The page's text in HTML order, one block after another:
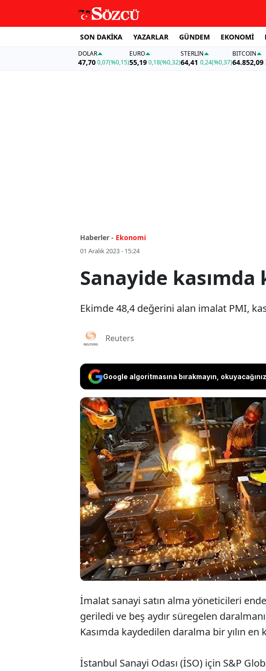
SON DAKİKA YAZARLAR GÜNDEM EKONOMİ
DOLAR
47,700,07(%0,15)
EURO
55,19 0,18(%0,32)
STERLIN
64,41 0,24(%0,37)
BITCOIN
64.852,09
Haberler - Ekonomi
01 Aralık 2023 - 15:24
Sanayide
Ekimde 48,4 değerini alan imalat PMI,
Reuters
Google algoritmasına bırakmayın,
Ekimde
47,2'ye
İmalat sanayi satın alma yöneticileri
geriledi ve beş aydır süregelen
Kasımda kaydedilen daralma bir yılın en
İstanbul Sanayi Odası (İSO) için S&P